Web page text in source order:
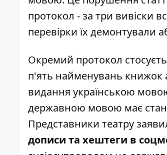
протокол - за три вивіски
перевірки їх демонтували
Окремий протокол
п'ять найменувань книжок
видання українською
державною мовою має
Представники театру
дописи та хештеги в